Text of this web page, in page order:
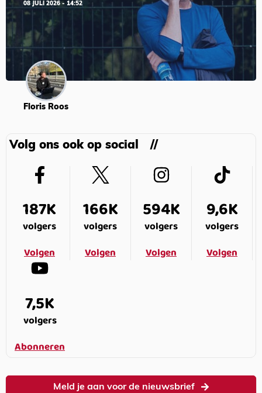
08 JULI 2026 - 14:52
Floris Roos
Volg ons ook op social
187K
volgers
Volgen
166K
volgers
Volgen
594K
volgers
Volgen
9,6K
volgers
Volgen
7,5K
volgers
Abonneren
Meld je aan voor de nieuwsbrief